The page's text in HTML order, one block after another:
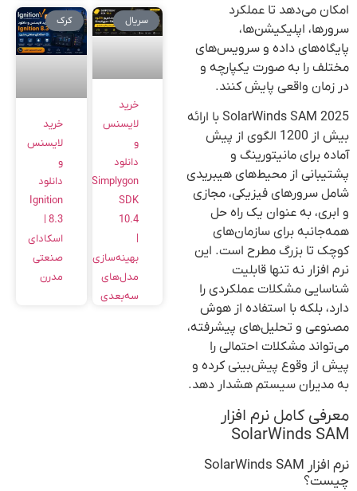
امکان می‌دهد تا عملکرد
سرورها، اپلیکیشن‌ها،
پایگاه‌های داده و سرویس‌های
مختلف را به صورت یکپارچه و
در زمان واقعی پایش کنند.
SolarWinds SAM 2025 با ارائه
بیش از 1200 الگوی از پیش
آماده برای مانیتورینگ و
پشتیبانی از محیط‌های هیبریدی
شامل سرورهای فیزیکی، مجازی
و ابری، به عنوان یک راه حل
همه‌جانبه برای سازمان‌های
کوچک تا بزرگ مطرح است. این
نرم افزار نه تنها قابلیت
شناسایی مشکلات عملکردی را
دارد، بلکه با استفاده از هوش
مصنوعی و تحلیل‌های پیشرفته،
می‌تواند مشکلات احتمالی را
پیش از وقوع پیش‌بینی کرده و
به مدیران سیستم هشدار دهد.
معرفی کامل نرم افزار
SolarWinds SAM
نرم افزار SolarWinds SAM
چیست؟
سریال
خرید
لایسنس
و
دانلود
Simplygon
SDK
10.4
بهینه‌سازی
مدل‌های
سه‌بعدی
کرک
خرید
لایسنس
و
دانلود
Ignition
اسکادای
صنعتی
مدرن